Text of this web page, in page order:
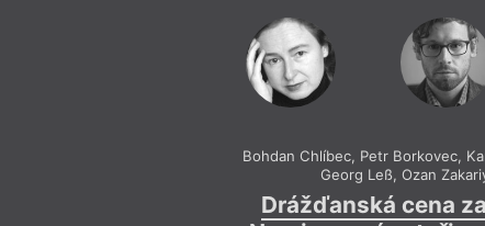
a zfilmovány.
Bohdan Chlíbec, Petr Borkovec,
Georg Leß,Ozan
Drážďanská cena